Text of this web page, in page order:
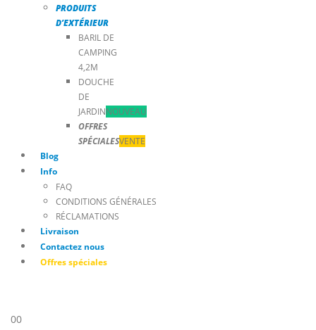
PRODUITS
D’EXTÉRIEUR
BARIL DE
CAMPING
4,2M
DOUCHE
DE
JARDINNOUVEAU
OFFRES
SPÉCIALESVENTE
Blog
Info
FAQ
CONDITIONS GÉNÉRALES
RÉCLAMATIONS
Livraison
Contactez nous
Offres spéciales
00